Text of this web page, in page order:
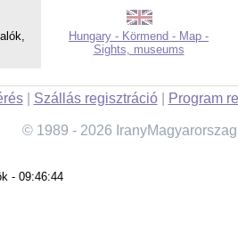
Hungary - Körmend - Map -
Sights, museums
| Szállás regisztráció| Program
© 1989 - 2026
- 09:46:44